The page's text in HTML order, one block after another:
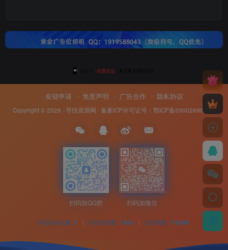
友链申请 免责声明 广告合作 隐私协议
Copyright © 2026 · 寻找资源网 · 备案ICP许可证号： 鄂ICP备20002690号-8
扫码加QQ群 扫码加微信
今日访问人数 2 | 今日访问量 1,453 | 总访问量 119,866